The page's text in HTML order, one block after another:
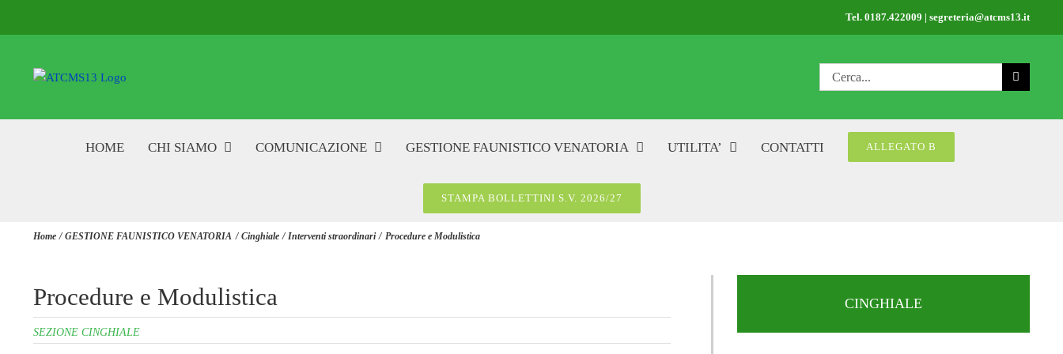
Tel. 0187.422009 | segreteria@atcms13.it
Cerca
per:
HOME CHI SIAMO COMUNICAZIONE GESTIONE FAUNISTICO VENATORIA UTILITA’ CONTATTI ALLEGATO B
STAMPA BOLLETTINI S.V. 2026/27
Home GESTIONE FAUNISTICO VENATORIA Cinghiale Interventi straordinari Procedure e Modulistica
Procedure e Modulistica
SEZIONE CINGHIALE
CINGHIALE